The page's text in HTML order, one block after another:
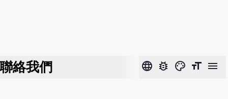
聯絡我們 language bug_report color_lens format_size menu